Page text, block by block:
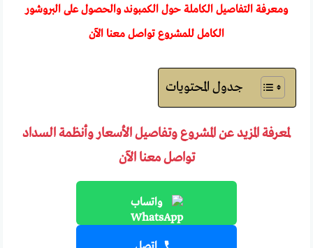
ومعرفة التفاصيل الكاملة حول الكمبوند والحصول على البروشور
الكامل للمشروع تواصل معنا الآن
جدول المحتويات
لمعرفة المزيد عن المشروع وتفاصيل الأسعار وأنظمة السداد
تواصل معنا الآن
واتساب